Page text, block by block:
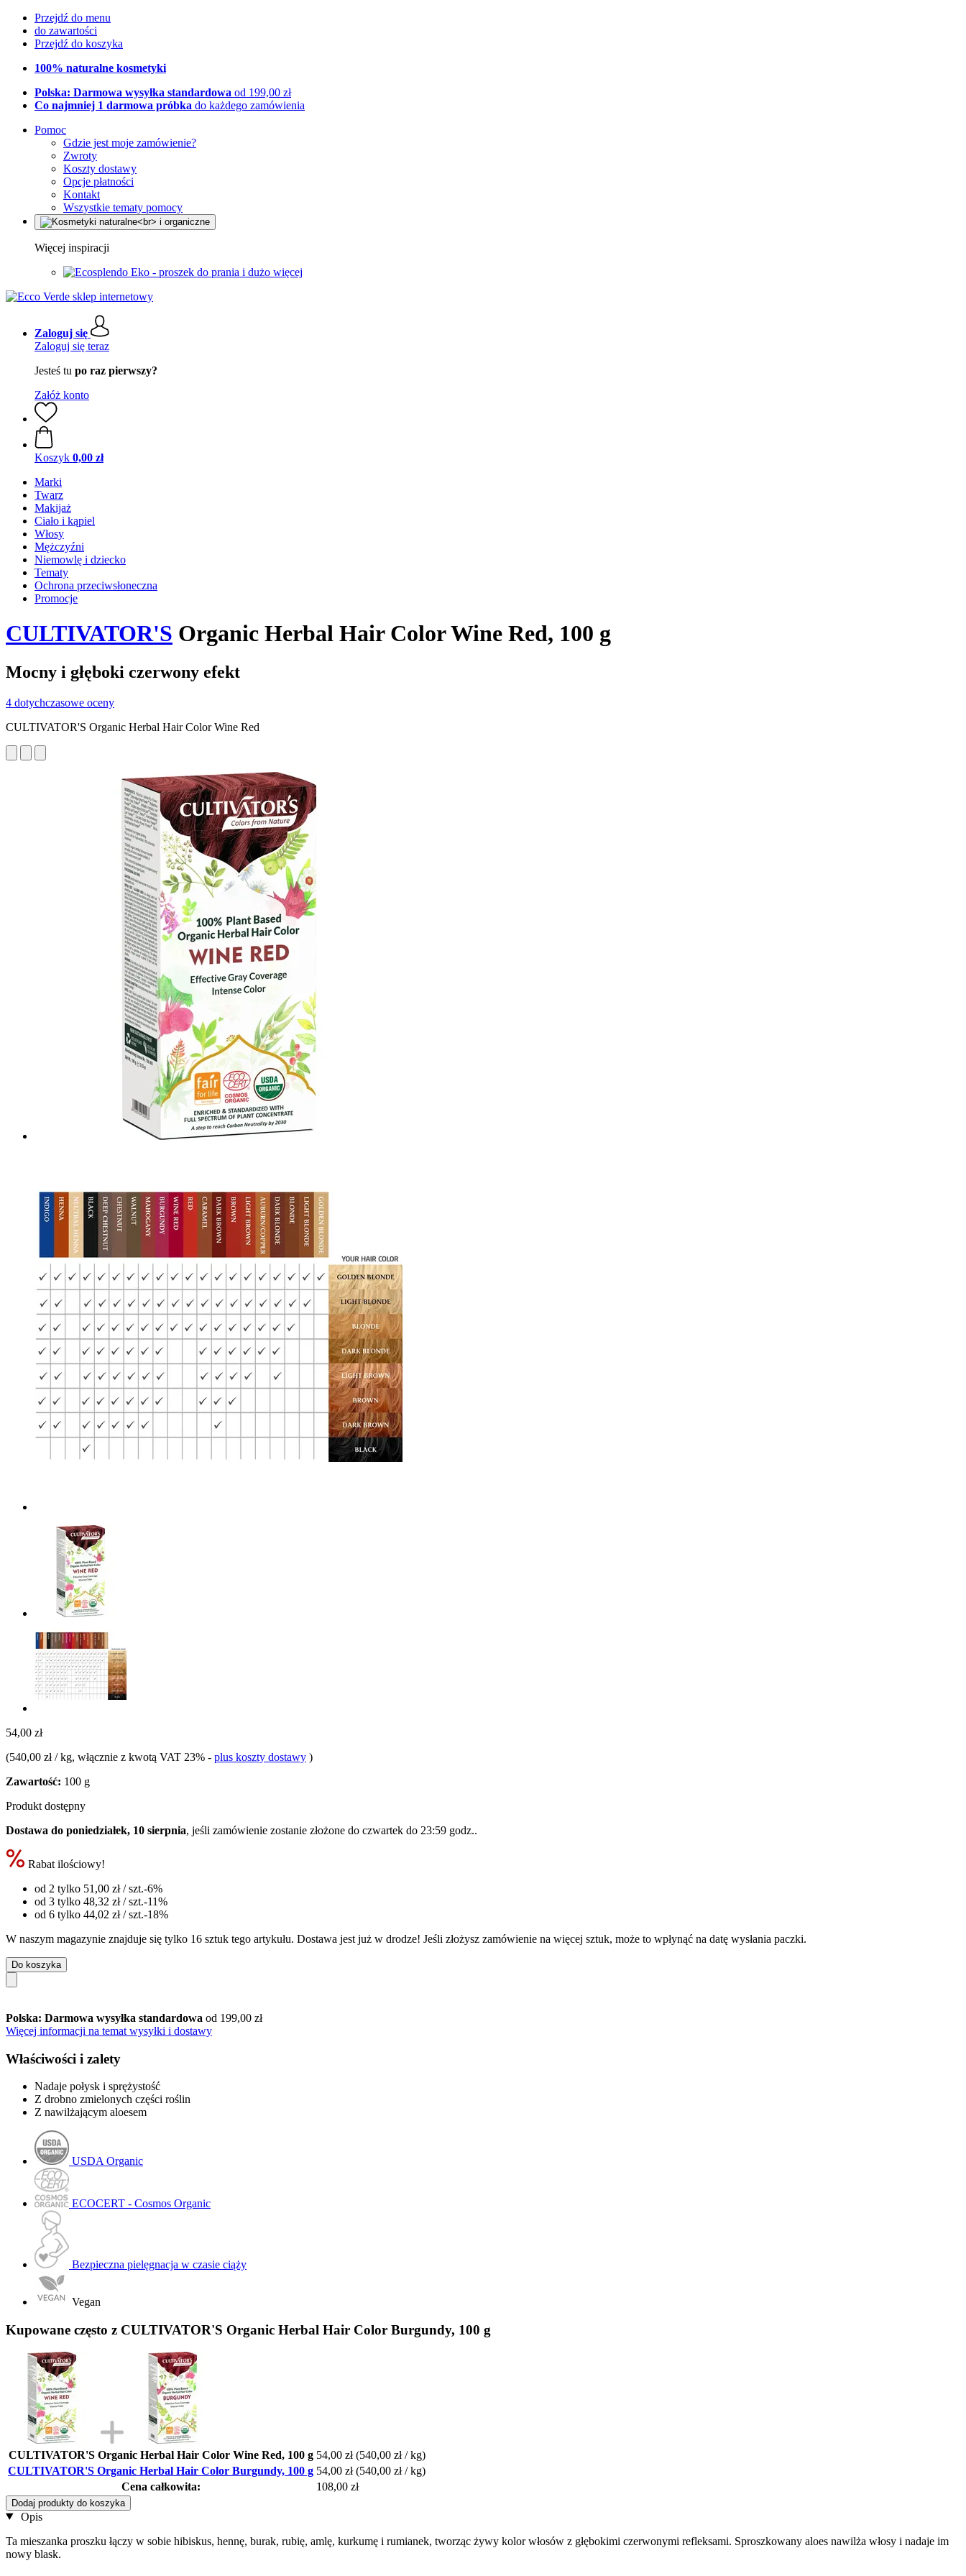
Przejdź do menu
do zawartości
Przejdź do koszyka
100% naturalne kosmetyki
Polska: Darmowa wysyłka standardowa od 199,00 zł
Co najmniej 1 darmowa próbka do każdego zamówienia
Pomoc
Gdzie jest moje zamówienie?
Zwroty
Koszty dostawy
Opcje płatności
Kontakt
Wszystkie tematy pomocy
Więcej inspiracji
Eko - proszek do prania i dużo więcej
Zaloguj się
Zaloguj się teraz
Jesteś tu po raz pierwszy?
Załóż konto
Koszyk 0,00 zł
Marki
Twarz
Makijaż
Ciało i kąpiel
Włosy
Mężczyźni
Niemowlę i dziecko
Tematy
Ochrona przeciwsłoneczna
Promocje
CULTIVATOR'S Organic Herbal Hair Color Wine Red, 100 g
Mocny i głęboki czerwony efekt
4 dotychczasowe oceny
CULTIVATOR'S Organic Herbal Hair Color Wine Red
54,00 zł
(540,00 zł / kg, włącznie z kwotą VAT 23% - plus koszty dostawy )
Zawartość: 100 g
Produkt dostępny
Dostawa do poniedziałek, 10 sierpnia, jeśli zamówienie zostanie złożone do czwartek do 23:59 godz..
Rabat ilościowy!
od 2 tylko 51,00 zł/ szt.-6%
od 3 tylko 48,32 zł/ szt.-11%
od 6 tylko 44,02 zł/ szt.-18%
W naszym magazynie znajduje się tylko 16 sztuk tego artykułu. Dostawa jest już w drodze! Jeśli złożysz zamówienie na więcej sztuk, może to wpłynąć na datę wysłania paczki.
Do koszyka
Polska: Darmowa wysyłka standardowa od 199,00 zł
Więcej informacji na temat wysyłki i dostawy
Właściwości i zalety
Nadaje połysk i sprężystość
Z drobno zmielonych części roślin
Z nawilżającym aloesem
USDA Organic
ECOCERT - Cosmos Organic
Bezpieczna pielęgnacja w czasie ciąży
Vegan
Kupowane często z CULTIVATOR'S Organic Herbal Hair Color Burgundy, 100 g
CULTIVATOR'S Organic Herbal Hair Color Wine Red, 100 g 54,00 zł (540,00 zł / kg)
CULTIVATOR'S Organic Herbal Hair Color Burgundy, 100 g 54,00 zł (540,00 zł / kg)
Cena całkowita:
108,00 zł
Dodaj produkty do koszyka
Opis
Ta mieszanka proszku łączy w sobie hibiskus, hennę, burak, rubię, amlę, kurkumę i rumianek, tworząc żywy kolor włosów z głębokimi czerwonymi refleksami. Sproszkowany aloes nawilża włosy i nadaje im
nowy blask.